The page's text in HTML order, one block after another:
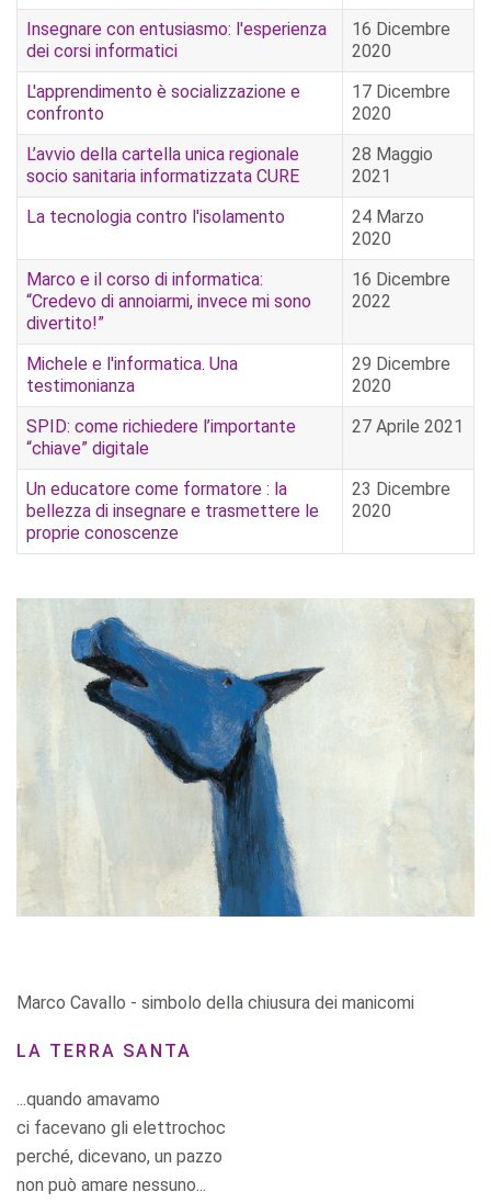
Insegnare con entusiasmo: l'esperienza
dei corsi informatici
16 Dicembre
2020
L'apprendimento è socializzazione e
confronto
17 Dicembre
2020
L’avvio della cartella unica regionale
socio sanitaria informatizzata CURE
28 Maggio
2021
La tecnologia contro l'isolamento
24 Marzo
2020
Marco e il corso di informatica:
“Credevo di annoiarmi, invece mi sono
divertito!”
16 Dicembre
2022
Michele e l'informatica. Una
testimonianza
29 Dicembre
2020
SPID: come richiedere l’importante
“chiave” digitale
27 Aprile 2021
Un educatore come formatore : la
bellezza di insegnare e trasmettere le
proprie conoscenze
23 Dicembre
2020
Marco Cavallo - simbolo della chiusura dei manicomi
LA TERRA SANTA
...quando amavamo
ci facevano gli elettrochoc
perché, dicevano, un pazzo
non può amare nessuno...